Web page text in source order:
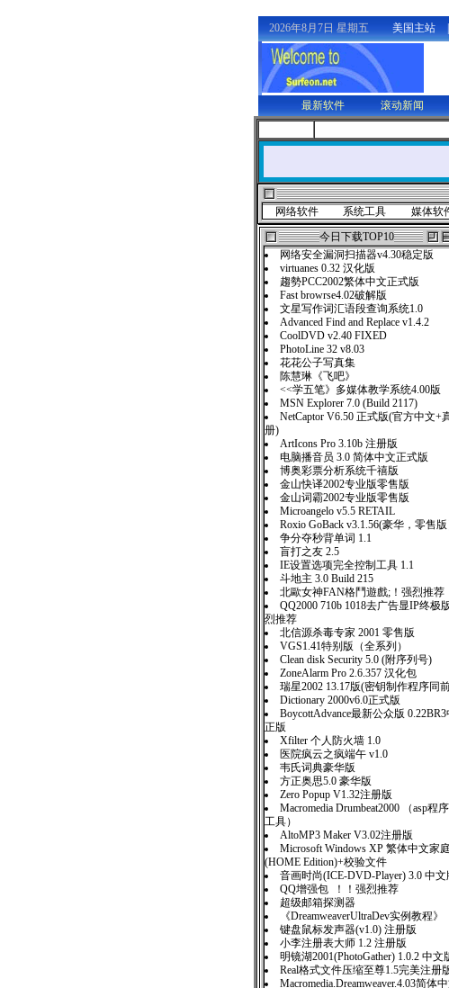
2026年8月7日 星期五 美国主站
最新软件
滚动新闻
网络软件
系统工具 媒体软
今日下载TOP10
网络安全漏洞扫描器v4.30稳定版
virtuanes 0.32 汉化版
趨勢PCC2002繁体中文正式版
Fast browrse4.02破解版
文星写作词汇语段查询系统1.0
Advanced Find and Replace v1.4.2
CoolDVD v2.40 FIXED
PhotoLine 32 v8.03
花花公子写真集
陈慧琳《飞吧》
<<学五笔》多媒体教学系统4.00版
MSN Explorer 7.0 (Build 2117)
NetCaptor V6.50 正式版(官方中文+
册)
ArtIcons Pro 3.10b 注册版
电脑播音员 3.0 简体中文正式版
博奥彩票分析系统千禧版
金山快译2002专业版零售版
金山词霸2002专业版零售版
Microangelo v5.5 RETAIL
Roxio GoBack v3.1.56(豪华，零售版
争分夺秒背单词 1.1
盲打之友 2.5
IE设置选项完全控制工具 1.1
斗地主 3.0 Build 215
北歐女神FAN格鬥遊戲;！强烈推荐
QQ2000 710b 1018去广告显IP终极
烈推荐
北信源杀毒专家 2001 零售版
VGS1.41特别版（全系列）
Clean disk Security 5.0 (附序列号)
ZoneAlarm Pro 2.6.357 汉化包
瑞星2002 13.17版(密钥制作程序同
Dictionary 2000v6.0正式版
BoycottAdvance最新公众版
正版
Xfilter 个人防火墙 1.0
医院疯云之疯端午 v1.0
韦氏词典豪华版
方正奥思5.0 豪华版
Zero Popup V1.32注册版
Macromedia Drumbeat2000 （asp程
工具）
AltoMP3 Maker V3.02注册版
Microsoft Windows XP 繁体中文家
(HOME Edition)+校验文件
音画时尚(ICE-DVD-Player) 3.0 中文
QQ增强包 ！！强烈推荐
超级邮箱探测器
《DreamweaverUltraDev实例教程》
键盘鼠标发声器(v1.0) 注册版
小李注册表大师 1.2 注册版
明镜湖2001(PhotoGather) 1.0.2 中文
Real格式文件压缩至尊1.5完美注册
Macromedia.Dreamweaver.4.03简体